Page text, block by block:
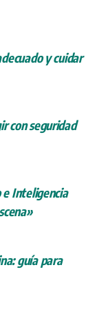
y cuidar
con seguridad
e Inteligencia
guía para